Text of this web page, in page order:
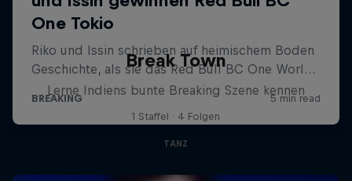
Break Town
Lerne Indiens bunte Breaking Szene kennen
1 Staffel · 4 Folgen
TANZ